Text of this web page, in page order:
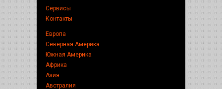
Сервисы
Контакты
Европа
Северная Америка
Южная Америка
Африка
Азия
Австралия